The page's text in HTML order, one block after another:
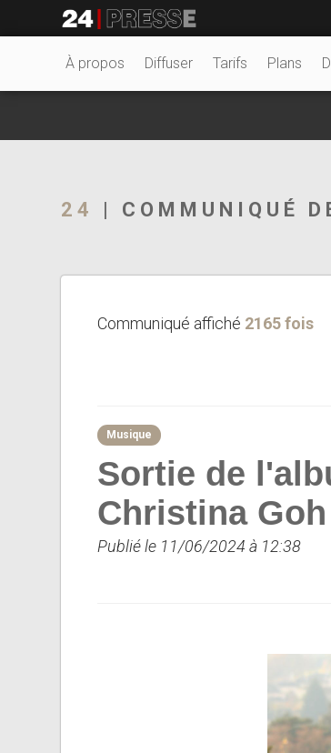
24Presse -
À propos Diffuser Tarifs Plans
24 | COMMUNIQUÉ
Communiqué affiché 2165 fois
Musique
Sortie de
Christina Goh
Publié le 11/06/2024 à 12:38